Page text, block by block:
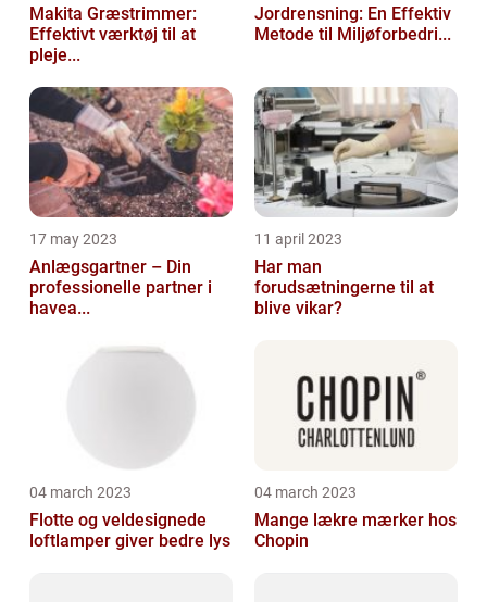
Makita Græstrimmer:
Effektivt værktøj til at
pleje...
Jordrensning: En Effektiv
Metode til Miljøforbedri...
17 may 2023
Anlægsgartner – Din
professionelle partner i
havea...
11 april 2023
Har man
forudsætningerne til at
blive vikar?
04 march 2023
Flotte og veldesignede
loftlamper giver bedre lys
04 march 2023
Mange lækre mærker hos
Chopin